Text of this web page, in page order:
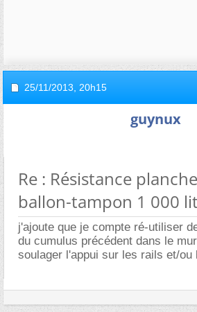
25/11/2013, 20h15
guynux
Re : Résistance
ballon-tampon 1 000
j'ajoute que je compte ré-utiliser
du cumulus précédent dans le
soulager l'appui sur les rails et/ou